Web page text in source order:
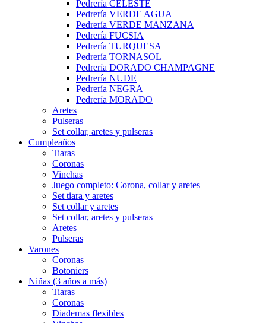
Pedrería CELESTE
Pedrería VERDE AGUA
Pedrería VERDE MANZANA
Pedrería FUCSIA
Pedrería TURQUESA
Pedrería TORNASOL
Pedrería DORADO CHAMPAGNE
Pedrería NUDE
Pedrería NEGRA
Pedrería MORADO
Aretes
Pulseras
Set collar, aretes y pulseras
Cumpleaños
Tiaras
Coronas
Vinchas
Juego completo: Corona, collar y aretes
Set tiara y aretes
Set collar y aretes
Set collar, aretes y pulseras
Aretes
Pulseras
Varones
Coronas
Botoniers
Niñas (3 años a más)
Tiaras
Coronas
Diademas flexibles